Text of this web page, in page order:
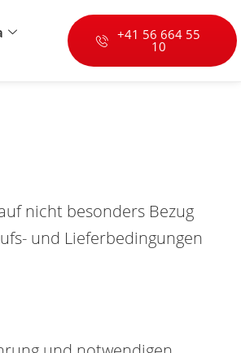
+41 56 664 55
10
nicht besonders Bezug
und Lieferbedingungen